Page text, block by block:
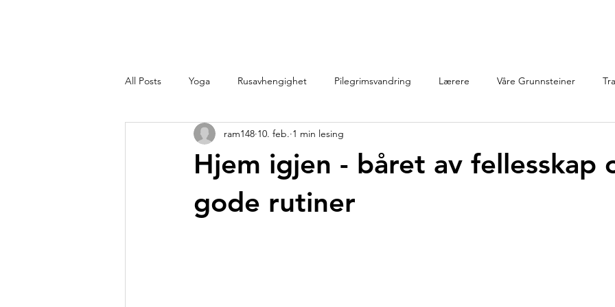
All Posts Yoga Rusavhengighet Pilegrimsvandring Lærere Våre Grunnsteiner
Hjem igjen - båret av fellesskap
gode rutiner
ram148 10. feb. 1 min lesing